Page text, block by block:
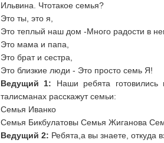
Ильвина. Чтотакое семья?
Это ты, это я,
Это теплый наш дом -Много радости в
Это мама и папа,
Это брат и сестра,
Это близкие люди - Это просто семь Я!
Ведущий 1: Наши ребята
талисманах расскажут семьи:
Семья Иванко
Семья Бикбулатовы Семья Жиганова
Ведущий 2: Ребята,а вы знаете, откуда